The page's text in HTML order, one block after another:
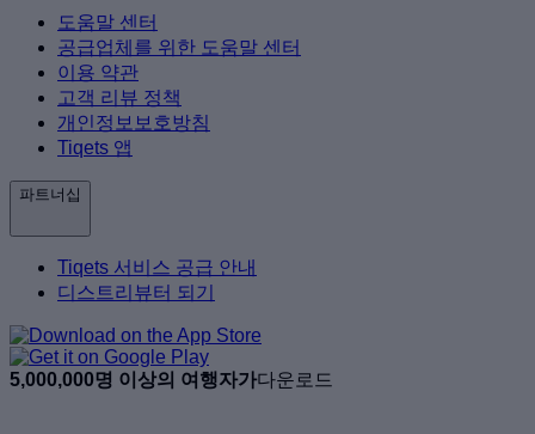
도움말 센터
공급업체를 위한 도움말 센터
이용 약관
고객 리뷰 정책
개인정보보호방침
Tiqets 앱
파트너십
Tiqets 서비스 공급 안내
디스트리뷰터 되기
5,000,000명 이상의 여행자가다운로드